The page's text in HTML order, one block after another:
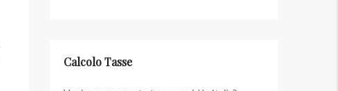
Calcolo Tasse